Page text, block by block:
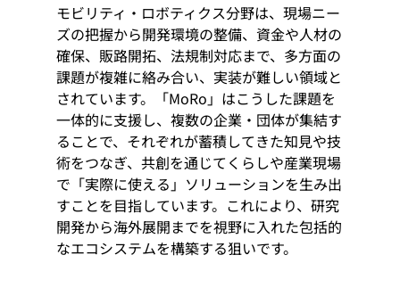
モビリティ・ロボティクス分野は、現場ニー
ズの把握から開発環境の整備、資金や人材の
確保、販路開拓、法規制対応まで、多方面の
課題が複雑に絡み合い、実装が難しい領域と
されています。「MoRo」はこうした課題を
一体的に支援し、複数の企業・団体が集結す
ることで、それぞれが蓄積してきた知見や技
術をつなぎ、共創を通じてくらしや産業現場
で「実際に使える」ソリューションを生み出
すことを目指しています。これにより、研究
開発から海外展開までを視野に入れた包括的
なエコシステムを構築する狙いです。